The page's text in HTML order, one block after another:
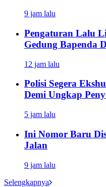
9 jam lalu
Pengaturan Lalu
Gedung Bapenda
12 jam lalu
Polisi Segera
Demi Ungkap
5 jam lalu
Ini Nomor Baru
Jalan
9 jam lalu
Selengkapnya